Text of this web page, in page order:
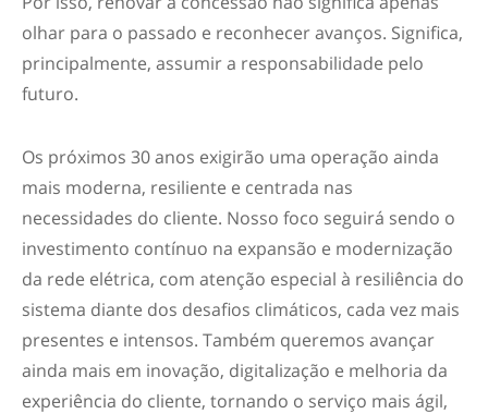
olhar para o passado e reconhecer avanços. Significa,
principalmente, assumir a responsabilidade pelo
futuro.
Os próximos 30 anos exigirão uma operação ainda
mais moderna, resiliente e centrada nas
necessidades do cliente. Nosso foco seguirá sendo o
investimento contínuo na expansão e modernização
da rede elétrica, com atenção especial à resiliência do
sistema diante dos desafios climáticos, cada vez mais
presentes e intensos. Também queremos avançar
ainda mais em inovação, digitalização e melhoria da
experiência do cliente, tornando o serviço mais ágil,